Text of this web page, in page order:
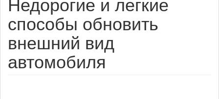
способы обновить
внешний вид
автомобиля